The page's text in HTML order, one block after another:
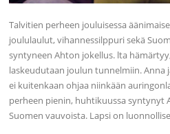
Talvitien perheen jouluisessa
joululaulut, vihannessilppuri sekä
syntyneen Ahton jokellus. lta
laskeudutaan joulun tunnelmiin. Anna
ei kuitenkaan ohjaa niinkään
perheen pienin, huhtikuussa syntynyt
Suomen vauvoista. Lapsi on